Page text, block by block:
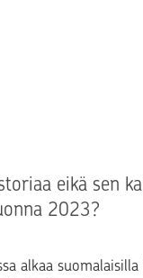
eikä sen
2023?
alkaa